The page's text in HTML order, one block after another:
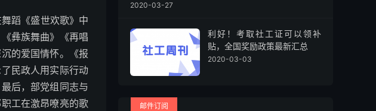
蹈《盛世欢歌》中
彝族舞曲》《再唱
的爱国情怀。《报
民政人用实际行动
后，部党组同志与
工在激昂嘹亮的歌
2020-03-27
利好！考取社工证可以领补
贴，全国奖励政策最新汇总
2020-03-03
邮件订阅